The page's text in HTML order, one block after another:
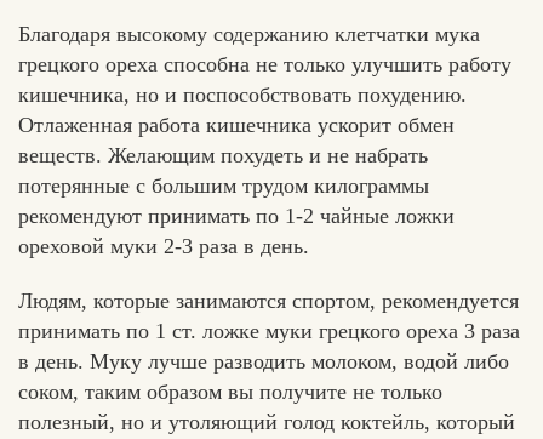
Благодаря высокому содержанию клетчатки мука
грецкого ореха способна не только улучшить работу
кишечника, но и поспособствовать похудению.
Отлаженная работа кишечника ускорит обмен
веществ. Желающим похудеть и не набрать
потерянные с большим трудом килограммы
рекомендуют принимать по 1-2 чайные ложки
ореховой муки 2-3 раза в день.
Людям, которые занимаются спортом, рекомендуется
принимать по 1 ст. ложке муки грецкого ореха 3 раза
в день. Муку лучше разводить молоком, водой либо
соком, таким образом вы получите не только
полезный, но и утоляющий голод коктейль, который